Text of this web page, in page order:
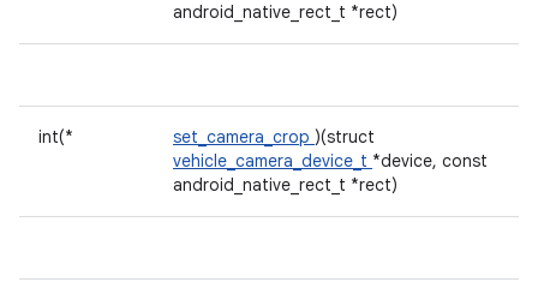
android_native_rect_t *rect)
int(* set_camera_crop )(struct
vehicle_camera_device_t *device, const
android_native_rect_t *rect)